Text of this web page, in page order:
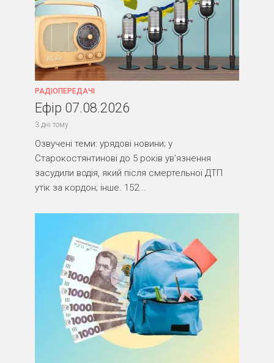
РАДІОПЕРЕДАЧІ
Ефір 07.08.2026
3 дні тому
Озвучені теми: урядові новини; у
Старокостянтинові до 5 років ув’язнення
засудили водія, який після смертельної ДТП
утік за кордон; інше. 152...